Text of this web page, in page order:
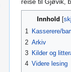
reise til Gjøvik,
Innhold
1 Kasserere/
2 Arkiv
3 Kilder og
4 Videre lesing